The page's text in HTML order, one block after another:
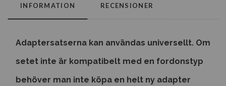
INFORMATION RECENSIONER
Adaptersatserna kan användas universellt. Om
setet inte är kompatibelt med en fordonstyp
behöver man inte köpa en helt ny adapter